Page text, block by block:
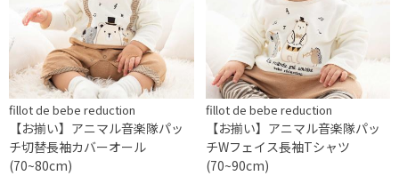
fillot de bebe reduction
【お揃い】アニマル音楽隊パッ
チ切替長袖カバーオール
(70~80cm)
fillot de bebe reduction
【お揃い】アニマル音楽隊パッ
チWフェイス長袖Tシャツ
(70~90cm)